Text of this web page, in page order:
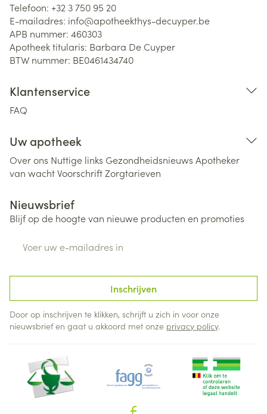
Telefoon: +32 3 750 95 20
E-mailadres: info@apotheekthys-decuyper.be
APB nummer: 460303
Apotheek titularis: Barbara De Cuyper
BTW nummer: BE0461434740
Klantenservice
FAQ
Uw apotheek
Over ons Nuttige links Gezondheidsnieuws Apotheker
van wachtVoorschriftZorgtarieven
Nieuwsbrief
Blijf op de hoogte van nieuwe producten en promoties
Inschrijven
Door op inschrijven te klikken, schrijft u zich in voor onze
nieuwsbrief en gaat u akkoord met onze privacy policy.